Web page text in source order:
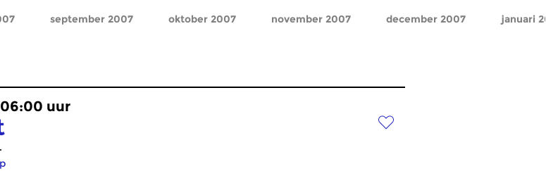
september 2007 oktober 2007 november 2007 december 2007 januari
uur